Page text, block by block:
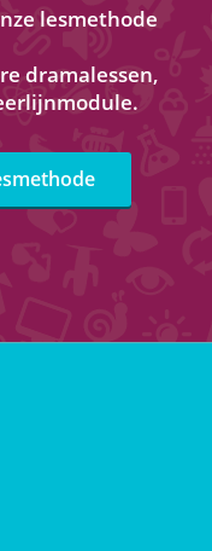
lesmethode
dramalessen,